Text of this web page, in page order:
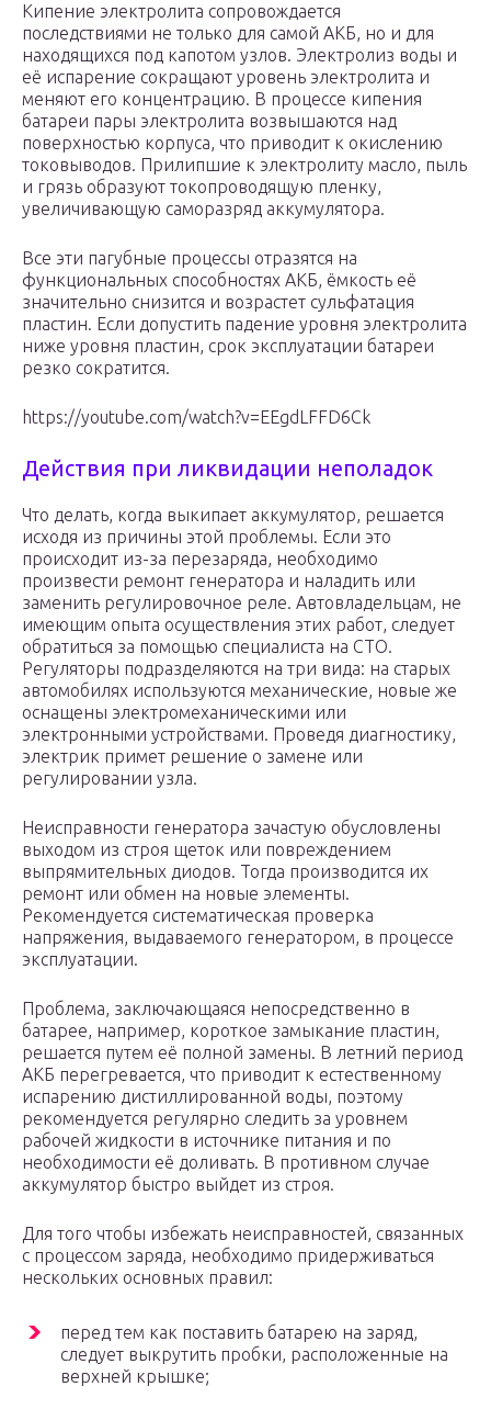
Кипение электролита сопровождается
последствиями не только для самой АКБ, но и для
находящихся под капотом узлов. Электролиз воды и
её испарение сокращают уровень электролита и
меняют его концентрацию. В процессе кипения
батареи пары электролита возвышаются над
поверхностью корпуса, что приводит к окислению
токовыводов. Прилипшие к электролиту масло, пыль
и грязь образуют токопроводящую пленку,
увеличивающую саморазряд аккумулятора.
Все эти пагубные процессы отразятся на
функциональных способностях АКБ, ёмкость её
значительно снизится и возрастет сульфатация
пластин. Если допустить падение уровня электролита
ниже уровня пластин, срок эксплуатации батареи
резко сократится.
https://youtube.com/watch?v=EEgdLFFD6Ck
Действия при ликвидации неполадок
Что делать, когда выкипает аккумулятор, решается
исходя из причины этой проблемы. Если это
происходит из-за перезаряда, необходимо
произвести ремонт генератора и наладить или
заменить регулировочное реле. Автовладельцам, не
имеющим опыта осуществления этих работ, следует
обратиться за помощью специалиста на СТО.
Регуляторы подразделяются на три вида: на старых
автомобилях используются механические, новые же
оснащены электромеханическими или
электронными устройствами. Проведя диагностику,
электрик примет решение о замене или
регулировании узла.
Неисправности генератора зачастую обусловлены
выходом из строя щеток или повреждением
выпрямительных диодов. Тогда производится их
ремонт или обмен на новые элементы.
Рекомендуется систематическая проверка
напряжения, выдаваемого генератором, в процессе
эксплуатации.
Проблема, заключающаяся непосредственно в
батарее, например, короткое замыкание пластин,
решается путем её полной замены. В летний период
АКБ перегревается, что приводит к естественному
испарению дистиллированной воды, поэтому
рекомендуется регулярно следить за уровнем
рабочей жидкости в источнике питания и по
необходимости её доливать. В противном случае
аккумулятор быстро выйдет из строя.
Для того чтобы избежать неисправностей, связанных
с процессом заряда, необходимо придерживаться
нескольких основных правил:
перед тем как поставить батарею на заряд,
следует выкрутить пробки, расположенные на
верхней крышке;